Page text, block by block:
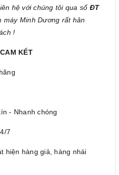
hệ với chúng tôi qua số ĐT
máy Minh Dương rất hân
!
KẾT
- Nhanh chóng
7
hiện hàng giả, hàng nhái